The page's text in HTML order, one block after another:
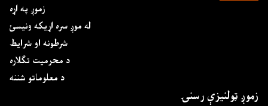
زموږ په اړه
له موږ سره اړیکه ونیسئ
شرطونه او شرایط
د محرمیت تګلاره
د معلوماتو شننه
زموږ ټولنیزې رسنۍ